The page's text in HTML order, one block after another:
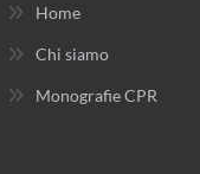
Home
Chi siamo
Monografie CPR